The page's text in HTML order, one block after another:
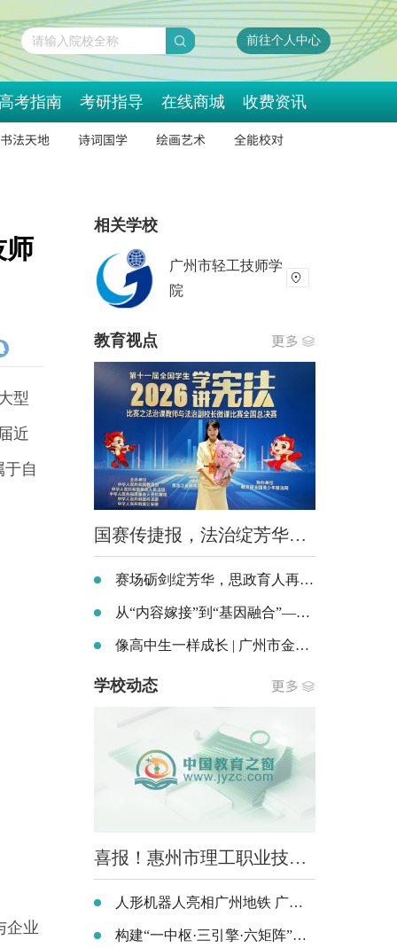
请输入院校全称 前往个人中心
考指南 考研指导 在线商城 收费资讯
书法天地 诗词国学 绘画艺术 全能校对
师
型
近
自
企业
相关学校
广州市轻工技师学
院
教育视点
国赛传捷报，法治绽芳华！中山市中等专业学校官诺饶老师荣获全国法治微课比赛一等奖
赛场砺剑绽芳华，思政育人再出彩！中山市中等专业学校思政教学团队勇夺2026年广东省中等职业学校思政课教师教学能力比赛一等奖
从“内容嫁接”到“基因融合”——广州市增城区东方职业技术学校构建“四史”教育融入专业课堂模式
像高中生一样成长 | 广州市金领技工学校学子用成绩改写命运
学校动态
喜报！惠州市理工职业技术学校党支部及陈菊红同志荣获惠州市直“两新”组织双项荣誉
人形机器人亮相广州地铁 广州市机电技师学院学子到一线磨砺技能
构建“一中枢·三引擎·六矩阵”安全治理新模式——兴宁技师学院校园安全闭环管理经验分享